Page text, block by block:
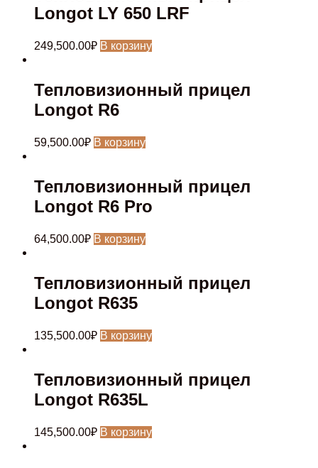
Longot LY 650 LRF
249,500.00₽ В корзину
Тепловизионный прицел
Longot R6
59,500.00₽ В корзину
Тепловизионный прицел
Longot R6 Pro
64,500.00₽ В корзину
Тепловизионный прицел
Longot R635
135,500.00₽ В корзину
Тепловизионный прицел
Longot R635L
145,500.00₽ В корзину